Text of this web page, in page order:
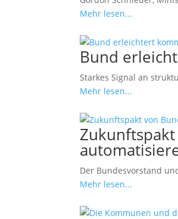
Mehr lesen...
Bund
Starkes Signal an
Mehr lesen...
Der Bundesvorstand
Mehr lesen...